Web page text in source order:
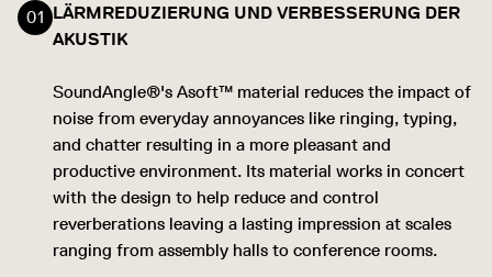
LÄRMREDUZIERUNG UND VERBESSERUNG DER
AKUSTIK
SoundAngle®'s Asoft™ material reduces the impact of
noise from everyday annoyances like ringing, typing,
and chatter resulting in a more pleasant and
productive environment. Its material works in concert
with the design to help reduce and control
reverberations leaving a lasting impression at scales
ranging from assembly halls to conference rooms.